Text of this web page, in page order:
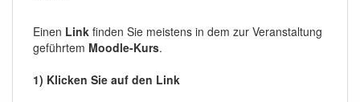
Einen Link finden Sie meistens in dem zur Veranstaltung
geführtem Moodle-Kurs.
1) Klicken Sie auf den Link